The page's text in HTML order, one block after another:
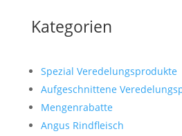
Kategorien
Spezial Veredelungsprodukte
Aufgeschnittene
Mengenrabatte
Angus Rindfleisch